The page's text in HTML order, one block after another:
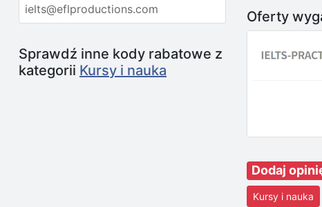
ielts@eflproductions.com
Sprawdź inne kody rabatowe z
kategorii Kursy i nauka
Oferty
Dodaj
Kursy i nauka